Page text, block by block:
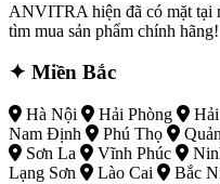
ANVITRA hiện đã có mặt tại
tìm mua sản phẩm chính hãng!
✦ Miền Bắc
Hà Nội Hải Phòng
Nam Định
Phú Thọ
Sơn La
Vĩnh Phúc
Lạng Sơn
Lào Cai Bắc